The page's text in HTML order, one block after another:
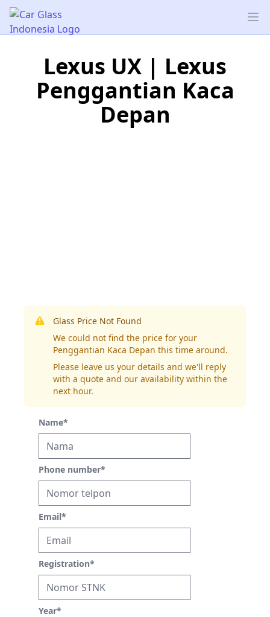
Car Glass Indonesia
Lexus UX | Lexus
Penggantian Kaca
Depan
Glass Price Not Found
We could not find the price for your
Penggantian Kaca Depan this time around.
Please leave us your details and we'll reply
with a quote and our availability within the
next hour.
Name*
Phone number*
Email*
Registration*
Year*